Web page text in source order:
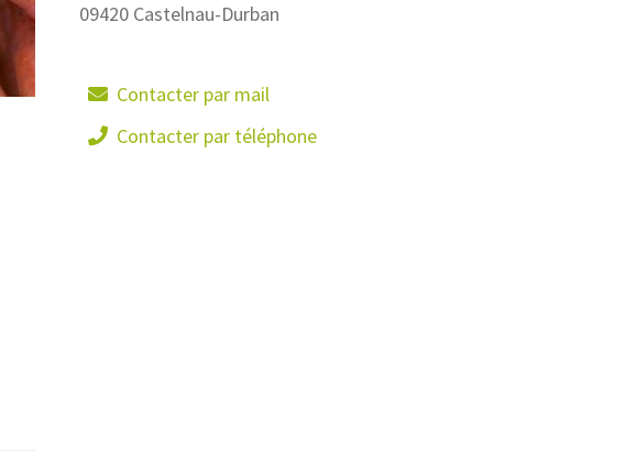
09420 Castelnau-Durban
Contacter par mail
Contacter par téléphone